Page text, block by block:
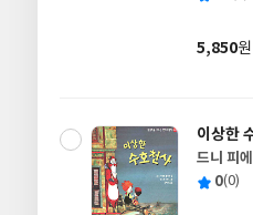
사
가
5,850원
이상한
글
쓴
드니 피
출
평 0(0)